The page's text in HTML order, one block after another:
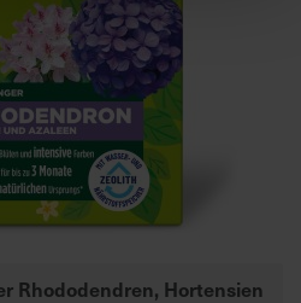
Rhododendren, Hortensien